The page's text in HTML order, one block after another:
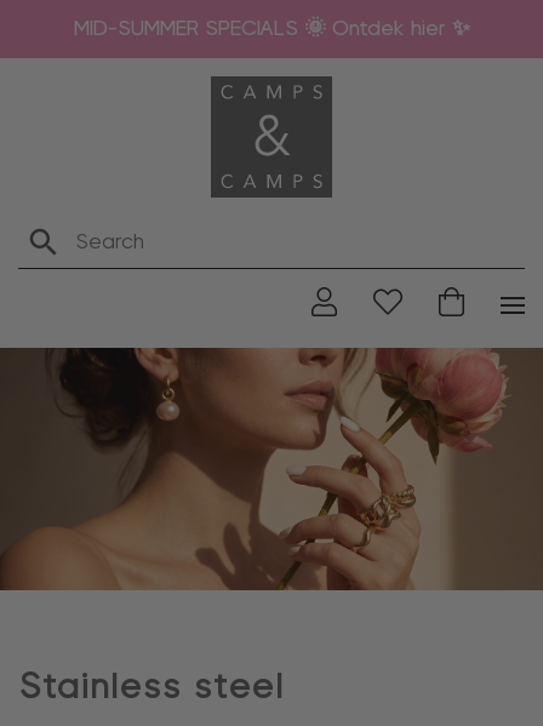
MID-SUMMER SPECIALS 🌞 Ontdek hier ✨
Stainless steel